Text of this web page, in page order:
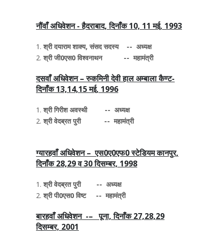
नौंवाँ अधिवेशन - हैदराबाद, दिनाँक 10, 11 मई, 1993
श्री दयाराम शाक्य, संसद सदस्य -- अध्यक्ष
श्री जी0एस0 विश्वनाथन -- महामंत्री
दसवाँ अधिवेशन – रुकमिनी देवी हाल अम्बाला कैण्ट-
दिनाँक 13,14,15 मई, 1996
श्री गिरीश अवस्थी -- अध्यक्ष
श्री वेदब्रत पुरी -- महामंत्री
ग्यारहवाँ अधिवेशन – एस0ए0एफ0 स्टेडियम कानपुर,
दिनाँक 28,29 व 30 दिसम्बर, 1998
श्री वेदब्रत पुरी -- अध्यक्ष
श्री पी0एस0 विष्ट -- महामंत्री
बारहवाँ अधिवेशन -– पूना, दिनाँक 27,28,29
दिसम्बर, 2001